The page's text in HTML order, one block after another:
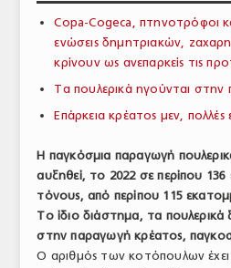
ΠΑΡΑΓΩΓΗ & ΕΜΠΟΡΙΑ
ΣΦΑΓΕΙΑ
ΥΠΗΡΕΣΙΕΣ
ΕΜΠΟΡΙΚΟΙ ΑΝΤΙΠΡΟΣΩΠΟΙ
ΝΟΜΟΘΕΣΙΑ
Copa-Cogeca, πτηνοτρόφοι
ενώσεις δημητριακών,
κρίνουν ως ανεπαρκείς τις
Τα πουλερικά ηγούνται στην
Επάρκεια κρέατος μεν, πολλές
Η παγκόσμια παραγωγή
αυξηθεί, το 2022 σε περίπου
τόνους, από περίπου 115
Το ίδιο διάστημα, τα πουλερικά
στην παραγωγή κρέατος,
Ο αριθμός των κοτόπουλων έχει